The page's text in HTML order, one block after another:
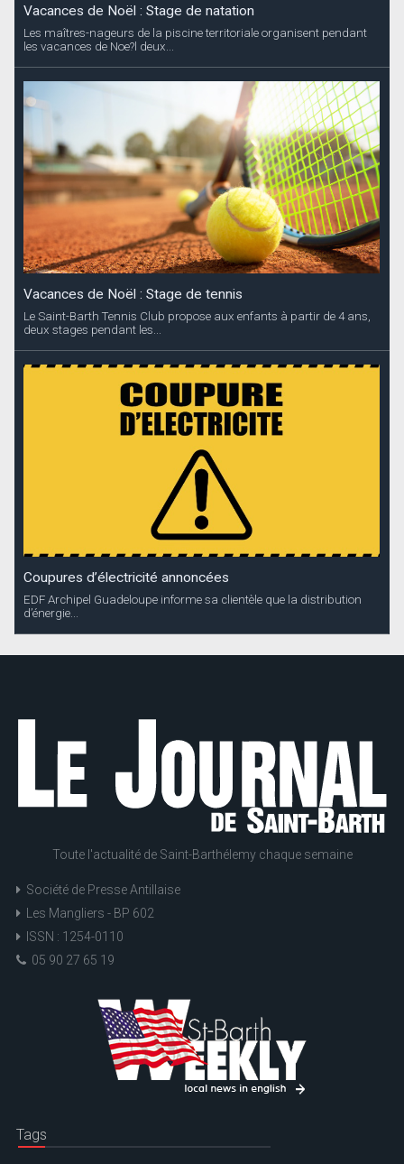
Vacances de Noël : Stage de natation
Les maîtres-nageurs de la piscine territoriale organisent pendant
les vacances de Noe?l deux...
Vacances de Noël : Stage de tennis
Le Saint-Barth Tennis Club propose aux enfants à partir de 4 ans,
deux stages pendant les...
Coupures d’électricité annoncées
EDF Archipel Guadeloupe informe sa clientèle que la distribution
d’énergie...
Toute l'actualité de Saint-Barthélemy chaque semaine
Société de Presse Antillaise
Les Mangliers - BP 602
ISSN : 1254-0110
05 90 27 65 19
Tags